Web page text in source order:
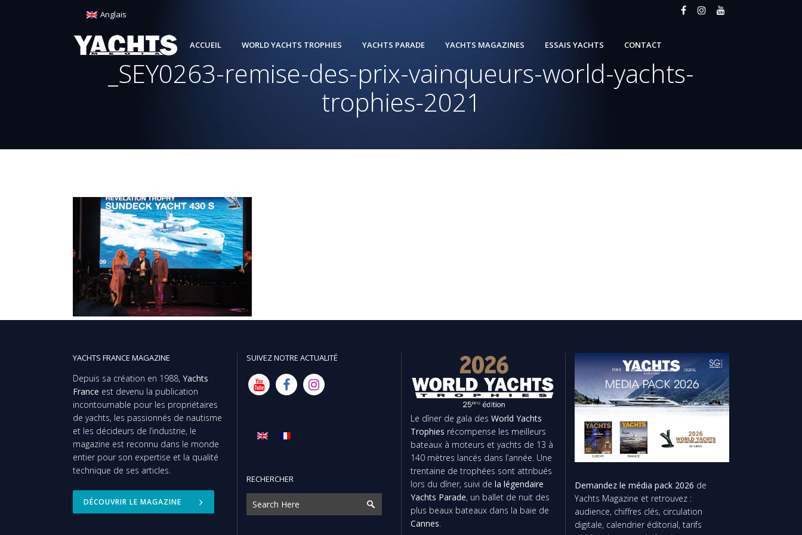
Anglais
ACCUEIL WORLD YACHTS TROPHIES YACHTS PARADE YACHTS MAGAZINES ESSAIS YACHTS CONTACT
_SEY0263-remise-des-prix-vainqueurs-world-yachts-
trophies-2021
YACHTS FRANCE MAGAZINE
Depuis sa création en 1988, Yachts
France est devenu la publication
incontournable pour les propriétaires
de yachts, les passionnés de nautisme
et les décideurs de l’industrie, le
magazine est reconnu dans le monde
entier pour son expertise et la qualité
technique de ses articles.
DÉCOUVRIR LE MAGAZINE
SUIVEZ NOTRE ACTUALITÉ
RECHERCHER
Le dîner de gala des World Yachts
Trophies récompense les meilleurs
bateaux à moteurs et yachts de 13 à
140 mètres lancés dans l’année. Une
trentaine de trophées sont attribués
lors du dîner, suivi de la légendaire
Yachts Parade, un ballet de nuit des
plus beaux bateaux dans la baie de
Cannes.
Demandez le média pack 2026 de
Yachts Magazine et retrouvez :
audience, chiffres clés, circulation
digitale, calendrier éditorial, tarifs